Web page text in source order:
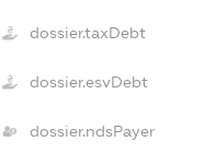
dossier.taxDebt
dossier.esvDebt
dossier.ndsPayer